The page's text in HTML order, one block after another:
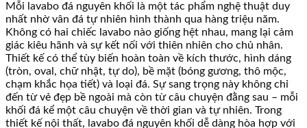
Mỗi lavabo đá nguyên khối là một tác phẩm nghệ thuật duy
nhất nhờ vân đá tự nhiên hình thành qua hàng triệu năm.
Không có hai chiếc lavabo nào giống hệt nhau, mang lại cảm
giác kiêu hãnh và sự kết nối với thiên nhiên cho chủ nhân.
Thiết kế có thể tùy biến hoàn toàn về kích thước, hình dáng
(tròn, oval, chữ nhật, tự do), bề mặt (bóng gương, thô mộc,
chạm khắc họa tiết) và loại đá. Sự sang trọng này không chỉ
đến từ vẻ đẹp bề ngoài mà còn từ câu chuyện đằng sau – mỗi
khối đá kể một câu chuyện về thời gian và tự nhiên. Trong
thiết kế nội thất, lavabo đá nguyên khối dễ dàng hòa hợp với